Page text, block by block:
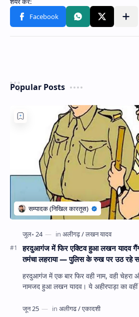
Popular Posts
हरदुआगंज में फिर एक्टिव हुआ लखन यादव
तमंचा लहराया — पुलिस के रुख पर उठ
हरदुआगंज में एक बार फिर वही नाम, वही चेहरा
नामजद हुआ लखन यादव। ये अहीरपाड़ा का वहीं लखन यादव है जिसे 12 दिन